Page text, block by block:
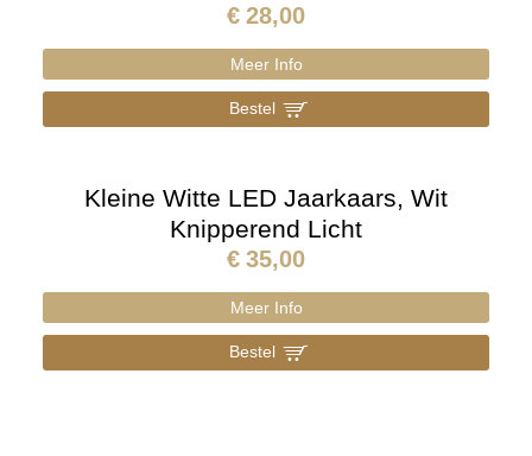
€ 28,00
Meer Info
Bestel ]
Kleine Witte LED Jaarkaars, Wit
Knipperend Licht
€ 35,00
Meer Info
Bestel ]